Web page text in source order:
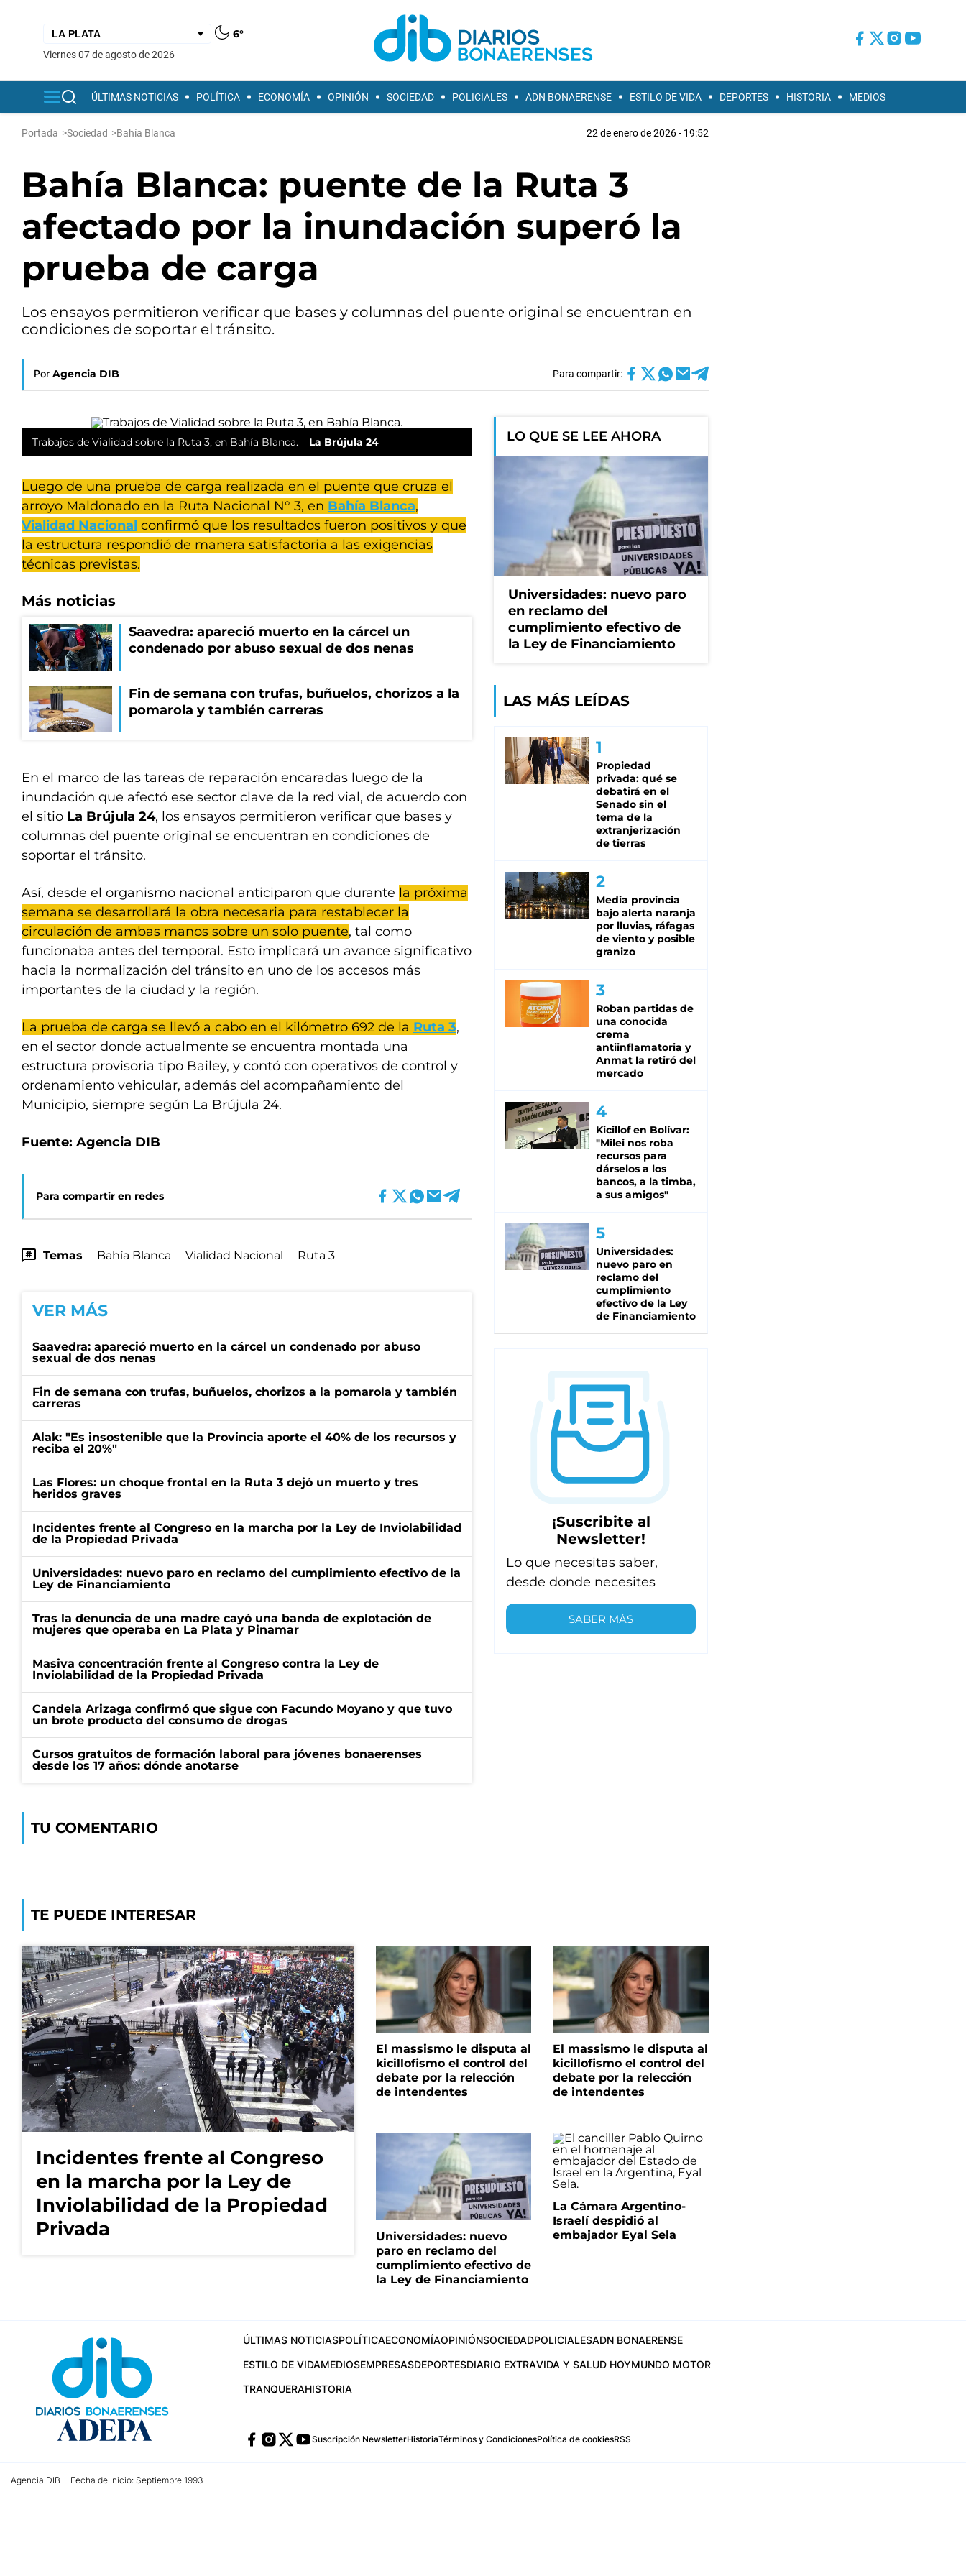
6°
viernes 07 de agosto de 2026
ÚLTIMAS NOTICIAS POLÍTICA ECONOMÍA OPINIÓN SOCIEDAD POLICIALES ADN BONAERENSE ESTILO DE VIDA DEPORTES HISTORIA MEDIOS
Portada >Sociedad >Bahía Blanca 22 de enero de 2026 - 19:52
Bahía Blanca: puente de la Ruta 3
afectado por la inundación superó la
prueba de carga
Los ensayos permitieron verificar que bases y columnas del puente original se encuentran en
condiciones de soportar el tránsito.
Por Agencia DIB Para compartir:
Trabajos de Vialidad sobre la Ruta 3, en Bahía Blanca. La Brújula 24
Luego de una prueba de carga realizada en el puente que cruza el
arroyo Maldonado en la Ruta Nacional N° 3, en Bahía Blanca,
Vialidad Nacional confirmó que los resultados fueron positivos y que
la estructura respondió de manera satisfactoria a las exigencias
técnicas previstas.
Más noticias
Saavedra: apareció muerto en la cárcel un
condenado por abuso sexual de dos nenas
Fin de semana con trufas, buñuelos, chorizos a la
pomarola y también carreras
En el marco de las tareas de reparación encaradas luego de la
inundación que afectó ese sector clave de la red vial, de acuerdo con
el sitio La Brújula 24, los ensayos permitieron verificar que bases y
columnas del puente original se encuentran en condiciones de
soportar el tránsito.
Así, desde el organismo nacional anticiparon que durante la próxima
semana se desarrollará la obra necesaria para restablecer la
circulación de ambas manos sobre un solo puente, tal como
funcionaba antes del temporal. Esto implicará un avance significativo
hacia la normalización del tránsito en uno de los accesos más
importantes de la ciudad y la región.
La prueba de carga se llevó a cabo en el kilómetro 692 de la Ruta 3,
en el sector donde actualmente se encuentra montada una
estructura provisoria tipo Bailey, y contó con operativos de control y
ordenamiento vehicular, además del acompañamiento del
Municipio, siempre según La Brújula 24.
Fuente: Agencia DIB
Para compartir en redes
Temas Bahía Blanca Vialidad Nacional Ruta 3
VER MÁS
Saavedra: apareció muerto en la cárcel un condenado por abuso
sexual de dos nenas
Fin de semana con trufas, buñuelos, chorizos a la pomarola y también
carreras
Alak: "Es insostenible que la Provincia aporte el 40% de los recursos y
reciba el 20%"
Las Flores: un choque frontal en la Ruta 3 dejó un muerto y tres
heridos graves
Incidentes frente al Congreso en la marcha por la Ley de Inviolabilidad
de la Propiedad Privada
Universidades: nuevo paro en reclamo del cumplimiento efectivo de la
Ley de Financiamiento
Tras la denuncia de una madre cayó una banda de explotación de
mujeres que operaba en La Plata y Pinamar
Masiva concentración frente al Congreso contra la Ley de
Inviolabilidad de la Propiedad Privada
Candela Arizaga confirmó que sigue con Facundo Moyano y que tuvo
un brote producto del consumo de drogas
Cursos gratuitos de formación laboral para jóvenes bonaerenses
desde los 17 años: dónde anotarse
TU COMENTARIO
LO QUE SE LEE AHORA
Universidades: nuevo paro
en reclamo del
cumplimiento efectivo de
la Ley de Financiamiento
LAS MÁS LEÍDAS
Propiedad
privada: qué se
debatirá en el
Senado sin el
tema de la
extranjerización
de tierras
Media provincia
bajo alerta naranja
por lluvias, ráfagas
de viento y posible
granizo
Roban partidas de
una conocida
crema
antiinflamatoria y
Anmat la retiró del
mercado
Kicillof en Bolívar:
"Milei nos roba
recursos para
dárselos a los
bancos, a la timba,
a sus amigos"
Universidades:
nuevo paro en
reclamo del
cumplimiento
efectivo de la Ley
de Financiamiento
¡Suscribite al
Newsletter!
Lo que necesitas saber,
desde donde necesites
SABER MÁS
TE PUEDE INTERESAR
Incidentes frente al Congreso
en la marcha por la Ley de
Inviolabilidad de la Propiedad
Privada
El massismo le disputa al
kicillofismo el control del
debate por la relección
de intendentes
El massismo le disputa al
kicillofismo el control del
debate por la relección
de intendentes
Universidades: nuevo
paro en reclamo del
cumplimiento efectivo de
la Ley de Financiamiento
La Cámara Argentino-
Israelí despidió al
embajador Eyal Sela
ÚLTIMAS NOTICIASPOLÍTICAECONOMÍAOPINIÓNSOCIEDADPOLICIALESADN BONAERENSE
ESTILO DE VIDAMEDIOSEMPRESASDEPORTESDIARIO EXTRAVIDA Y SALUD HOYMUNDO MOTOR
TRANQUERAHISTORIA
Suscripción NewsletterHistoriaTérminos y CondicionesPolítica de cookiesRSS
Agencia DIB - Fecha de Inicio: Septiembre 1993